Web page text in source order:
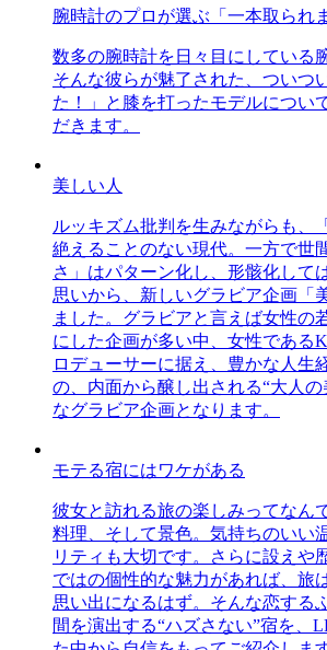
腕時計のプロが選ぶ「一本取られ
数多の腕時計を日々目にしている
そんな彼らが魅了された、ついつ
た！」と膝を打ったモデルについ
だきます。
美しい人
ルッキズム批判を生みながらも、
絶えることのない現代。一方で世
さ」はパターン化し、形骸化して
思いから、新しいグラビア企画「
ました。グラビアと言えば女性の
にした企画が多い中、女性である
ロデューサーに据え、豊かな人生
の、内面から醸し出される“大人の
なグラビア企画となります。
モテる宿にはワケがある
彼女と訪れる旅の楽しみってな
料理、そして景色。気持ちのいい
リティも大切です。さらに設えや
ではの個性的な魅力があれば、旅
思い出になるはず。そんな恋する
間を演出する“ハズさない”宿を、